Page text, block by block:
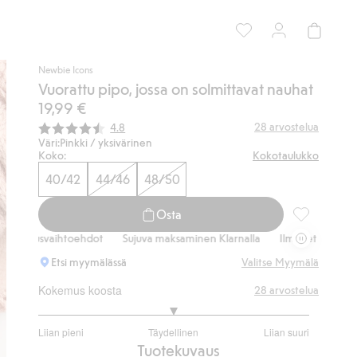
Newbie Icons
Vuorattu pipo, jossa on solmittavat nauhat
19,99 €
Keskimääräinen luokitus:
4.8 28 arvostelua
Väri:Pinkki / yksivärinen
Koko:
Kokotaulukko
40/42 44/46 48/50
Osta
Vuorattu
Sujuva maksaminen Klarnalla
Ilmaiset
Etsi myymälässä
Valitse Myymälä
Kokemus koosta
Liian pieni Täydellinen Liian suuri
/
28 arvostelua
Tuotekuvaus